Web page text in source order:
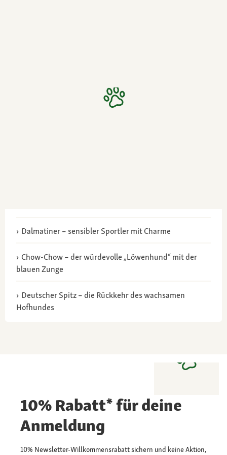
Dalmatiner – sensibler Sportler mit Charme
Chow-Chow – der würdevolle „Löwenhund“ mit der
blauen Zunge
Deutscher Spitz – die Rückkehr des wachsamen
Hofhundes
10% Rabatt* für deine
Anmeldung
10% Newsletter-Willkommensrabatt sichern und keine Aktion,